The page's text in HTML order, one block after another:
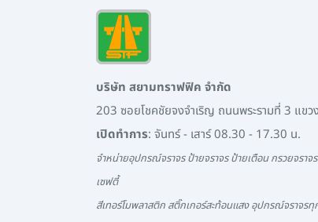
บริษัท สยามทราฟฟิค จำกัด
203 ซอยโชคชัยจงจำเริญ ถนนพระรามที่ 3 แขว
เปิดทำการ: จันทร์ - เสาร์ 08.30 - 17.30 น.
จำหน่ายอุปกรณ์จราจร ป้ายจราจร ป้ายเตือน กรวยจรา
เซฟตี้
สีเทอร์โมพลาสติก สติ๊กเกอร์สะท้อนแสง อุปกรณ์จราจร